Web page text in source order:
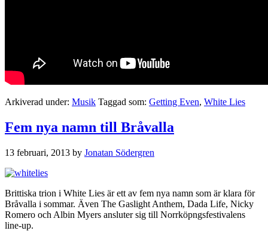
Arkiverad under: Musik Taggad som: Getting Even, White Lies
Fem nya namn till Bråvalla
13 februari, 2013 by Jonatan Södergren
Brittiska trion i White Lies är ett av fem nya namn som är klara för
Bråvalla i sommar. Även The Gaslight Anthem, Dada Life, Nicky
Romero och Albin Myers ansluter sig till Norrköpngsfestivalens
line-up.